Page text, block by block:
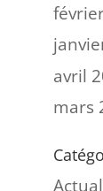
avril
mars